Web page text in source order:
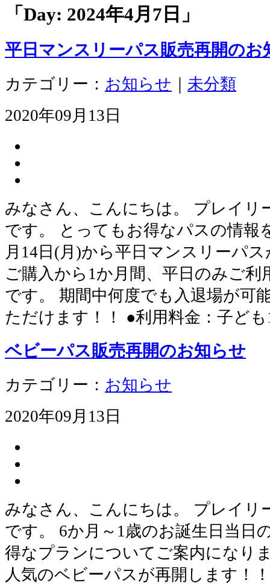
「Day: 2024年4月7日 」
平日マンスリーパス販売再開のお
カテゴリー： お知らせ
未分類
2020年09月13日
みなさん、こんにちは。 プレイリ
です。 とってもお得なパスの情報
月14日(月)から平日マンスリーパ
ご購入から1か月間、平日のみご
です。 期間中何度でも入退場が可
ただけます！！ ●利用料金：子ど
ベビーパス販売再開のお知らせ
カテゴリー： お知らせ
2020年09月13日
みなさん、こんにちは。 プレイリ
です。 6か月～1歳のお誕生日当日
得なプランについてご案内になり
人気のベビーパスが再開します！